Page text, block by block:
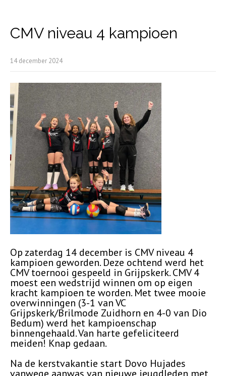
CMV niveau 4 kampioen
14 december 2024
Op zaterdag 14 december is CMV niveau 4
kampioen geworden. Deze ochtend werd het
CMV toernooi gespeeld in Grijpskerk. CMV 4
moest een wedstrijd winnen om op eigen
kracht kampioen te worden. Met twee mooie
overwinningen (3-1 van VC
Grijpskerk/Brilmode Zuidhorn en 4-0 van Dio
Bedum) werd het kampioenschap
binnengehaald. Van harte gefeliciteerd
meiden! Knap gedaan.
Na de kerstvakantie start Dovo Hujades